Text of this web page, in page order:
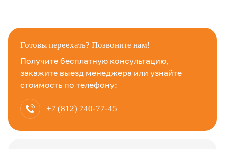
Готовы переехать? Позвоните нам!
Получите бесплатную консультацию,
закажите выезд менеджера или узнайте
стоимость по телефону:
+7 (812) 740-77-45